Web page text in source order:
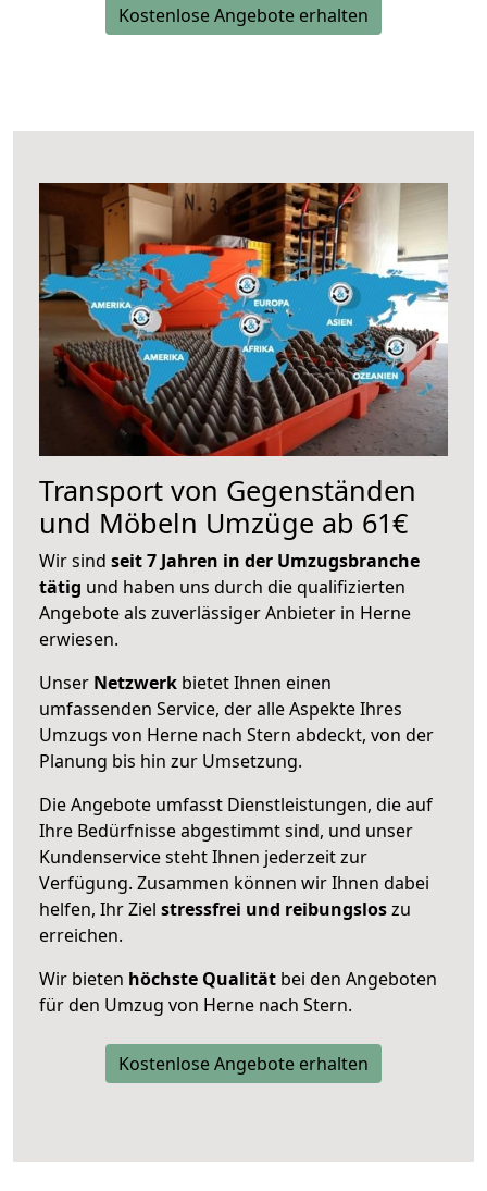
Kostenlose Angebote erhalten
Transport von Gegenständen
und Möbeln Umzüge ab 61€
Wir sind seit 7 Jahren in der Umzugsbranche
tätig und haben uns durch die qualifizierten
Angebote als zuverlässiger Anbieter in Herne
erwiesen.
Unser Netzwerk bietet Ihnen einen
umfassenden Service, der alle Aspekte Ihres
Umzugs von Herne nach Stern abdeckt, von der
Planung bis hin zur Umsetzung.
Die Angebote umfasst Dienstleistungen, die auf
Ihre Bedürfnisse abgestimmt sind, und unser
Kundenservice steht Ihnen jederzeit zur
Verfügung. Zusammen können wir Ihnen dabei
helfen, Ihr Ziel stressfrei und reibungsloszu
erreichen.
Wir bieten höchste Qualität bei den Angeboten
für den Umzug von Herne nach Stern.
Kostenlose Angebote erhalten